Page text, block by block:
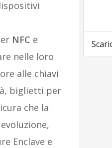
NFC e
nelle loro
alle chiavi
biglietti per
che la
Enclave e